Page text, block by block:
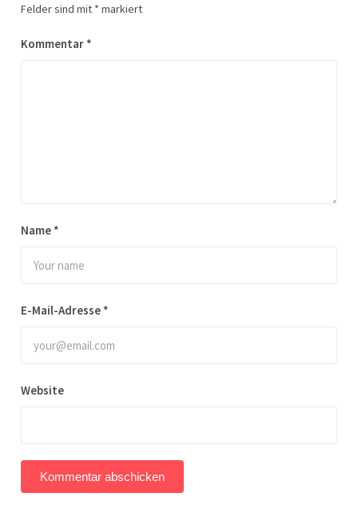
Felder sind mit * markiert
Kommentar *
Name *
E-Mail-Adresse *
Website